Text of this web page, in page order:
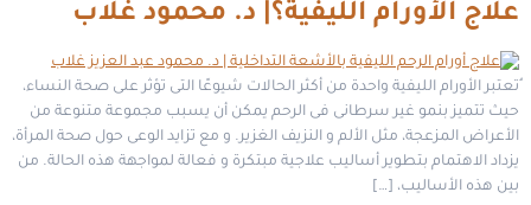
علاج الأورام الليفية؟| د. محمود غلاب
ُتعتبر الأورام الليفية واحدة من أكثر الحالات شيوعًا التى تؤثر على صحة النساء،
حيث تتميز بنمو غير سرطانى فى الرحم يمكن أن يسبب مجموعة متنوعة من
الأعراض المزعجة، مثل الألم و النزيف الغزير. و مع تزايد الوعى حول صحة المرأة،
يزداد الاهتمام بتطوير أساليب علاجية مبتكرة و فعالة لمواجهة هذه الحالة. من
بين هذه الأساليب، […]